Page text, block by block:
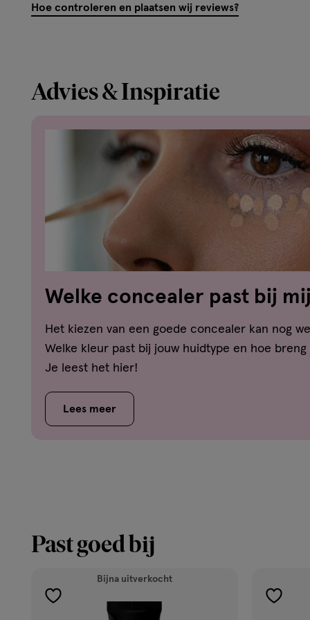
Hoe controleren en plaatsen wij reviews?
Advies & Inspiratie
Welke concealer past bij
Het kiezen van een goede concealer kan nog
Welke kleur past bij jouw huidtype en hoe
Je leest het hier!
Lees meer
Past goed bij
Bijna uitverkocht
toevoegen